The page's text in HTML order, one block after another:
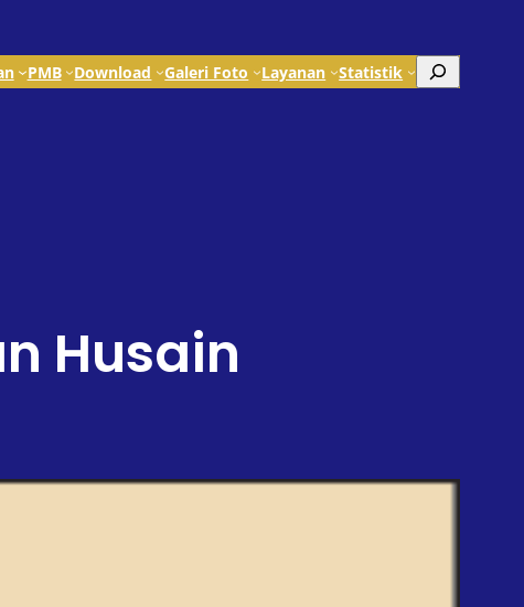
PMB Download Galeri Foto Layanan Statistik Search
Husain